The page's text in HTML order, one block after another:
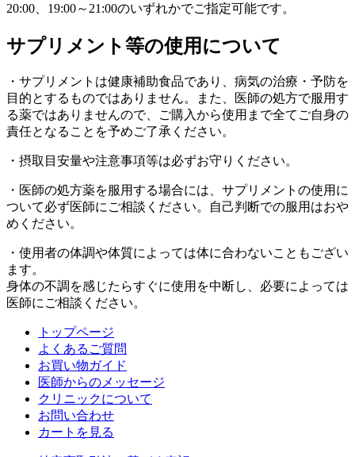
20:00、19:00～21:00のいずれかでご指定可能です。
サプリメント等の使用について
・サプリメントは健康補助食品であり、病気の治療・予防を
目的とするものではありません。また、医師の処方で服用す
る薬ではありませんので、ご購入から使用まで全てご自身の
責任となることを予めご了承ください。
・摂取目安量や注意事項等は必ずお守りください。
・医師の処方薬を服用する場合には、サプリメントの使用に
ついて必ず医師にご相談ください。自己判断での服用はおや
めください。
・使用者の体調や体質によっては体に合わないこともござい
ます。
身体の不調を感じたらすぐに使用を中断し、必要によっては
医師にご相談ください。
トップページ
よくあるご質問
お買い物ガイド
医師からのメッセージ
クリニックについて
お問い合わせ
カートを見る